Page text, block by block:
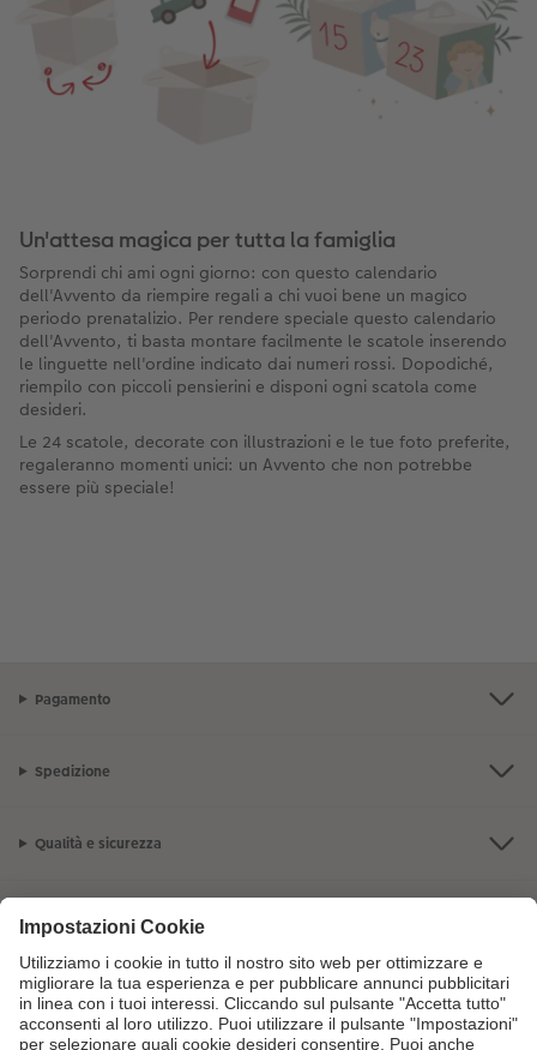
Un'attesa magica per tutta la famiglia
Sorprendi chi ami ogni giorno: con questo calendario
dell'Avvento da riempire regali a chi vuoi bene un magico
periodo prenatalizio. Per rendere speciale questo calendario
dell'Avvento, ti basta montare facilmente le scatole inserendo
le linguette nell'ordine indicato dai numeri rossi. Dopodiché,
riempilo con piccoli pensierini e disponi ogni scatola come
desideri.
Le 24 scatole, decorate con illustrazioni e le tue foto preferite,
regaleranno momenti unici: un Avvento che non potrebbe
essere più speciale!
Pagamento
Spedizione
Qualità e sicurezza
Servizio clienti
L'azienda CEWE